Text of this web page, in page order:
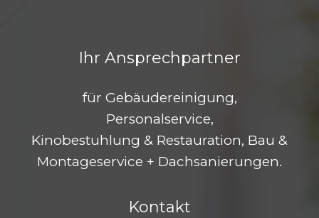
Ihr Ansprechpartner
für Gebäudereinigung,
Personalservice,
Kinobestuhlung & Restauration, Bau &
Montageservice + Dachsanierungen.
Kontakt